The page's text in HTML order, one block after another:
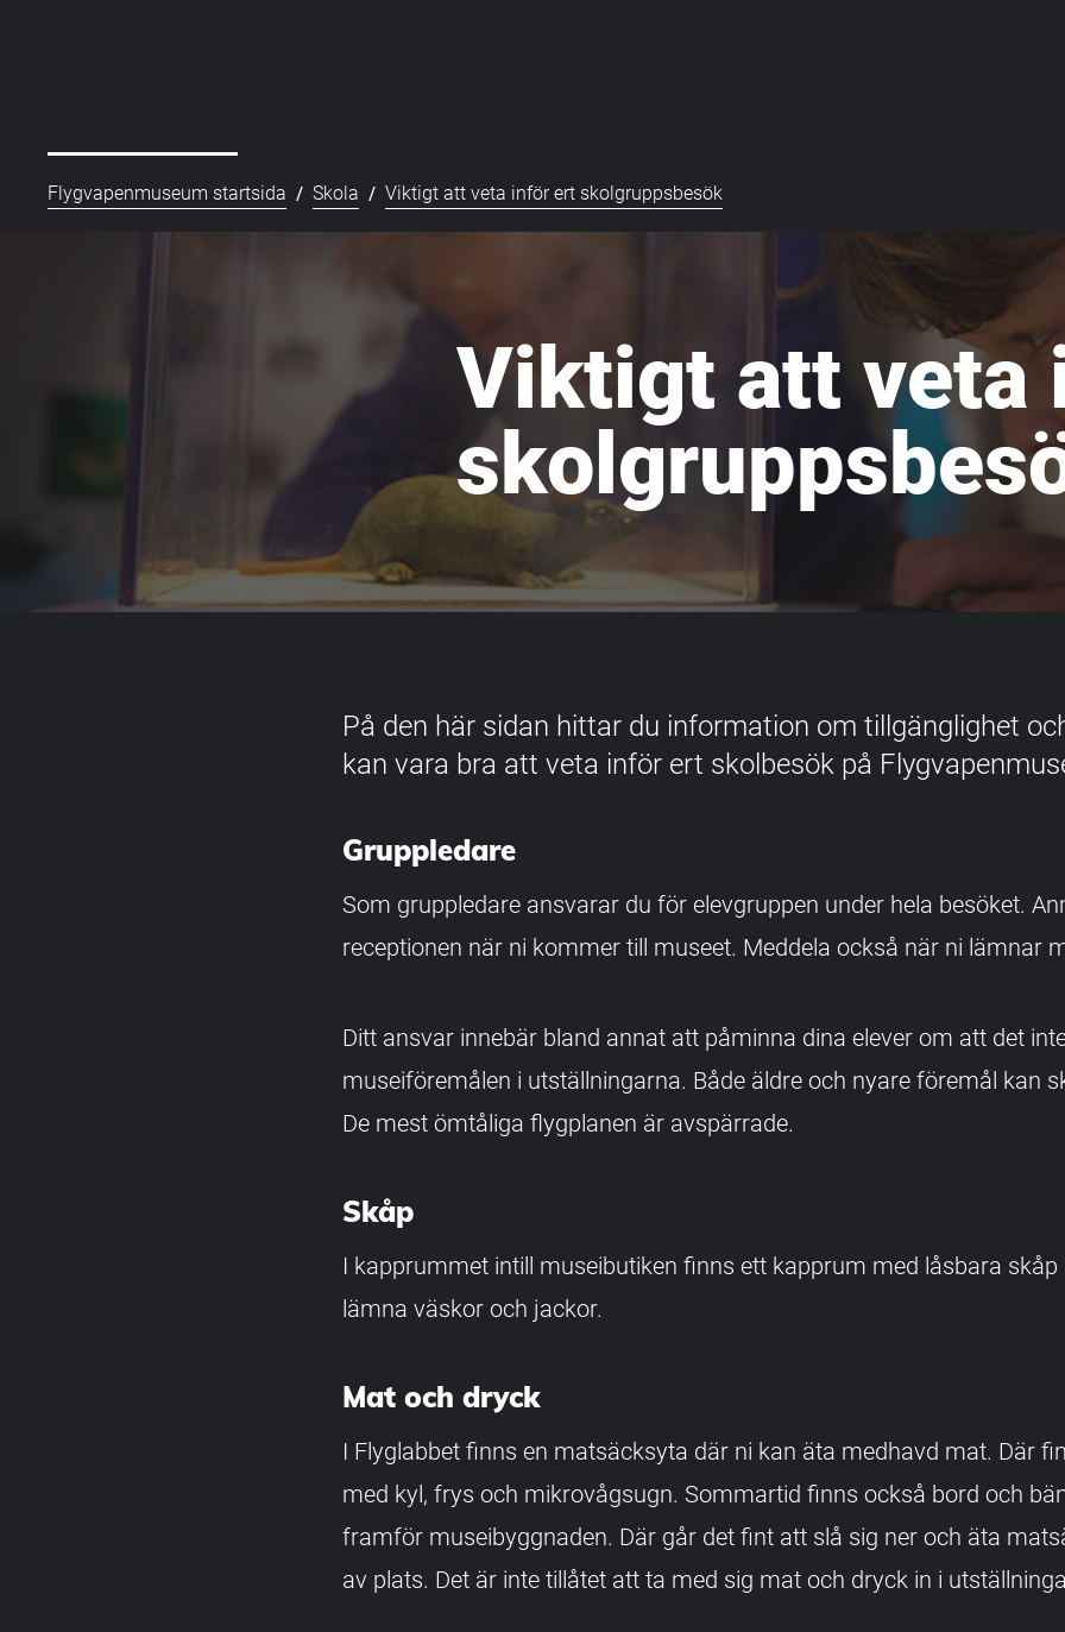
Flygvapenmuseum startsida / Skola / Viktigt att veta inför ert skolgruppsbesök
Viktigt att veta
På den här sidan hittar du information om tillgänglighet
kan vara bra att veta inför ert skolbesök på
Gruppledare
Som gruppledare ansvarar du för elevgruppen under hela besöket.
receptionen när ni kommer till museet. Meddela också när ni lämnar
Ditt ansvar innebär bland annat att påminna dina elever om att det
museiföremålen i utställningarna. Både äldre och nyare föremål kan
De mest ömtåliga flygplanen är avspärrade.
Skåp
I kapprummet intill museibutiken finns ett kapprum med låsbara skåp
lämna väskor och jackor.
Mat och dryck
I Flyglabbet finns en matsäcksyta där ni kan äta medhavd mat. Där
med kyl, frys och mikrovågsugn. Sommartid finns också bord och
framför museibyggnaden. Där går det fint att slå sig ner och äta
av plats. Det är inte tillåtet att ta med sig mat och dryck in i